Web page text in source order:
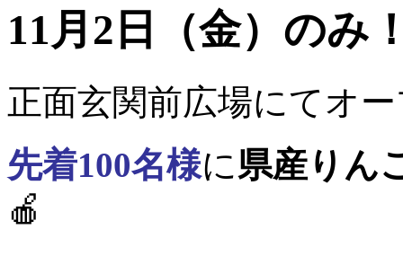
11月2日（金）のみ
正面玄関前広場にてオ
先着100名様に県産りん
🍎